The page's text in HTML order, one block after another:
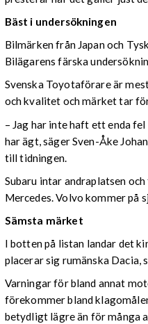
Bäst i undersökningen
Bilmärken från Japan och
Bilägarens färska
Svenska Toyotaförare är
och kvalitet och märket tar
– Jag har inte haft ett enda
har ägt, säger Sven-Åke
till tidningen.
Subaru intar andraplatsen
Mercedes. Volvo kommer på
Sämsta märket
I botten på listan landar det
placerar sig rumänska Dacia,
Varningar för bland annat
förekommer bland
betydligt lägre än för många